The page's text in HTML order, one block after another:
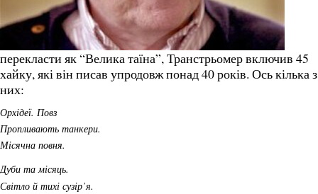
перекласти як “Велика таїна”, Транстрьомер включив 45
хайку, які він писав упродовж понад 40 років. Ось кілька з
них:
Орхідеї. Повз
Пропливають танкери.
Місячна повня.
Дуби та місяць.
Світло й тихі сузір’я.